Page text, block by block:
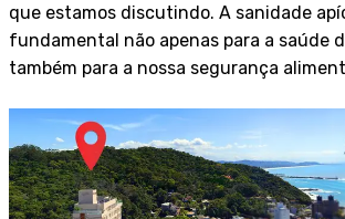
que estamos discutindo. A sanidade
fundamental não apenas para a saúde
também para a nossa segurança